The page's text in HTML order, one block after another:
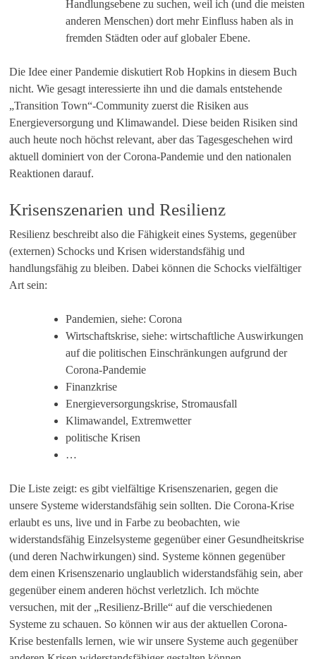
Handlungsebene zu suchen, weil ich (und die meisten
anderen Menschen) dort mehr Einfluss haben als in
fremden Städten oder auf globaler Ebene.
Die Idee einer Pandemie diskutiert Rob Hopkins in diesem Buch
nicht. Wie gesagt interessierte ihn und die damals entstehende
„Transition Town“-Community zuerst die Risiken aus
Energieversorgung und Klimawandel. Diese beiden Risiken sind
auch heute noch höchst relevant, aber das Tagesgeschehen wird
aktuell dominiert von der Corona-Pandemie und den nationalen
Reaktionen darauf.
Krisenszenarien und Resilienz
Resilienz beschreibt also die Fähigkeit eines Systems, gegenüber
(externen) Schocks und Krisen widerstandsfähig und
handlungsfähig zu bleiben. Dabei können die Schocks vielfältiger
Art sein:
Pandemien, siehe: Corona
Wirtschaftskrise, siehe: wirtschaftliche Auswirkungen
auf die politischen Einschränkungen aufgrund der
Corona-Pandemie
Finanzkrise
Energieversorgungskrise, Stromausfall
Klimawandel, Extremwetter
politische Krisen
…
Die Liste zeigt: es gibt vielfältige Krisenszenarien, gegen die
unsere Systeme widerstandsfähig sein sollten. Die Corona-Krise
erlaubt es uns, live und in Farbe zu beobachten, wie
widerstandsfähig Einzelsysteme gegenüber einer Gesundheitskrise
(und deren Nachwirkungen) sind. Systeme können gegenüber
dem einen Krisenszenario unglaublich widerstandsfähig sein, aber
gegenüber einem anderen höchst verletzlich. Ich möchte
versuchen, mit der „Resilienz-Brille“ auf die verschiedenen
Systeme zu schauen. So können wir aus der aktuellen Corona-
Krise bestenfalls lernen, wie wir unsere Systeme auch gegenüber